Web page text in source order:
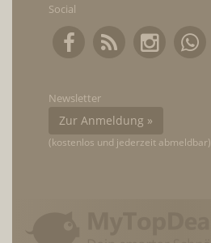
Social
Newsletter
Zur Anmeldung »
(kostenlos und jederzeit abmeldbar)